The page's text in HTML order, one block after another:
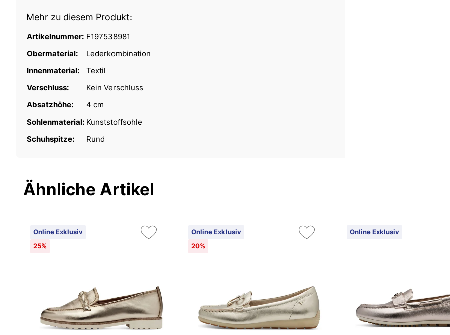
Mehr zu diesem Produkt:
Artikelnummer: F197538981
Obermaterial:
Lederkombination
Innenmaterial:
Textil
Verschluss:
Kein Verschluss
Absatzhöhe:
4 cm
Sohlenmaterial: Kunststoffsohle
Schuhspitze:
Rund
Ähnliche Artikel
Online Exklusiv
25%
Online Exklusiv
20%
Online Exklusiv